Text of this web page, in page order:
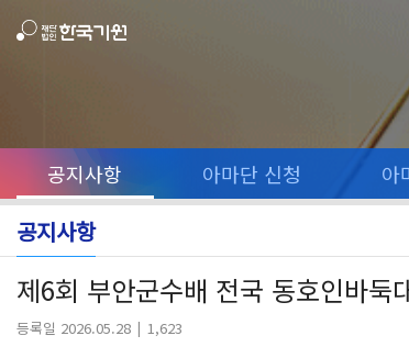
공지사항 아마단 신청 아
공지사항
제6회 부안군수배 전국 동호인바둑
등록일 2026.05.28 1,623